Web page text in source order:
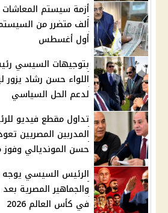
ألف متضرر من
أول أغسطس
بتوجيهات السيسي
اللواء حسن رشاد
لدعم الحل السياسي
تداول مقطع فيديو
المدربين المصريين
حسن المونديالي
الرئيس السيسي يوجه
والجماهير المصرية
في كأس العالم 2026